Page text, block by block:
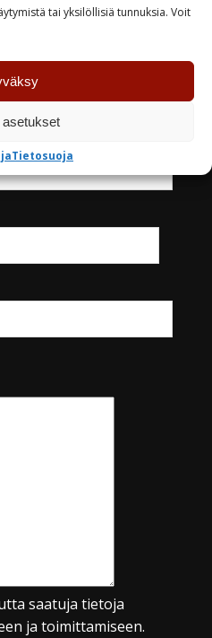
tai yksilöllisiä tunnuksia. Voit
asetukset
Tietosuoja
/ ota yhteyttä
saatuja tietoja
ja toimittamiseen.